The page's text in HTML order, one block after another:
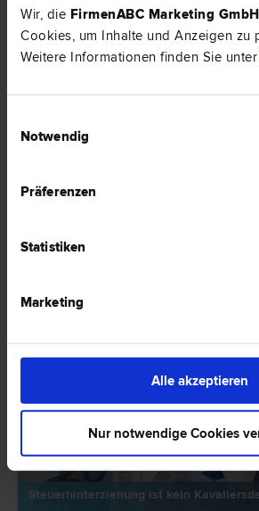
Wir, die FirmenABC Marketing GmbH
Cookies, um Inhalte und Anzeigen zu
Weitere Informationen finden Sie unter
Notwendig
Präferenzen
Statistiken
Marketing
Alle akzeptieren
Nur notwendige Cookies
es hier:
Steuerhinterziehung ist kein